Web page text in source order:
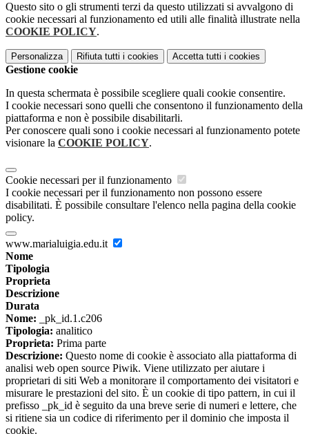
Questo sito o gli strumenti terzi da questo utilizzati si avvalgono di
cookie necessari al funzionamento ed utili alle finalità illustrate nella
COOKIE POLICY.
Personalizza Rifiuta tutti i cookies Accetta tutti i cookies
Gestione cookie
In questa schermata è possibile scegliere quali cookie consentire.
I cookie necessari sono quelli che consentono il funzionamento della
piattaforma e non è possibile disabilitarli.
Per conoscere quali sono i cookie necessari al funzionamento potete
visionare la COOKIE POLICY.
Cookie necessari per il funzionamento
I cookie necessari per il funzionamento non possono essere
disabilitati. È possibile consultare l'elenco nella pagina della cookie
policy.
www.marialuigia.edu.it
Nome
Tipologia
Proprieta
Descrizione
Durata
Nome: _pk_id.1.c206
Tipologia: analitico
Proprieta: Prima parte
Descrizione: Questo nome di cookie è associato alla piattaforma di
analisi web open source Piwik. Viene utilizzato per aiutare i
proprietari di siti Web a monitorare il comportamento dei visitatori e
misurare le prestazioni del sito. È un cookie di tipo pattern, in cui il
prefisso _pk_id è seguito da una breve serie di numeri e lettere, che
si ritiene sia un codice di riferimento per il dominio che imposta il
cookie.